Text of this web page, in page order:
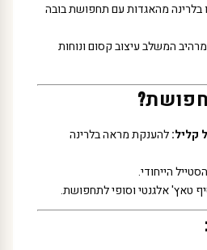
בלרינה מהאגדות עם תחפושת בובה
המשלב עיצוב קסום ונוחות
קליל:להענקת מראה בלרינה
הייחודי.
טאץ' אלגנטי וסופי לתחפושת.